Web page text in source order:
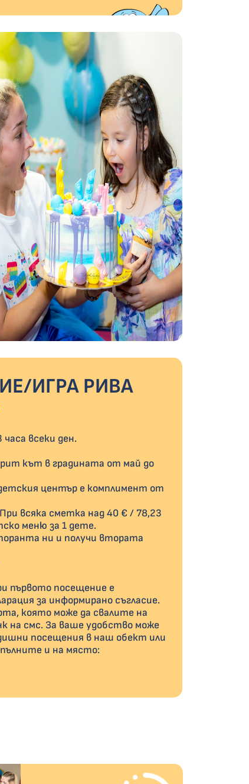
ИГРА РИВА
всеки ден.
кът в градината от май до
център е комплимент от
всяка сметка над 40 € / 78,23
меню за 1 дете.
ни и получи втората
първото посещение е
за информирано съгласие.
която може да свалите на
на смс. За ваше удобство може
посещения в наш обект или
и на място: